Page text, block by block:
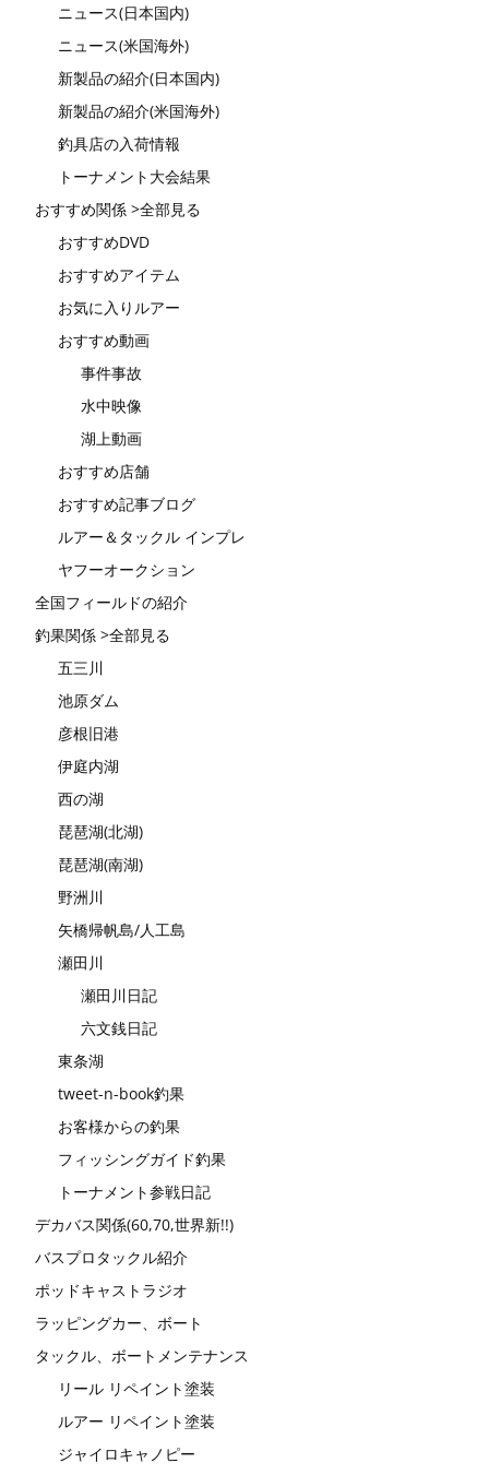
ニュース(日本国内)
ニュース(米国海外)
新製品の紹介(日本国内)
新製品の紹介(米国海外)
釣具店の入荷情報
トーナメント大会結果
おすすめ関係 >全部見る
おすすめDVD
おすすめアイテム
お気に入りルアー
おすすめ動画
事件事故
水中映像
湖上動画
おすすめ店舗
おすすめ記事ブログ
ルアー＆タックル インプレ
ヤフーオークション
全国フィールドの紹介
釣果関係 >全部見る
五三川
池原ダム
彦根旧港
伊庭内湖
西の湖
琵琶湖(北湖)
琵琶湖(南湖)
野洲川
矢橋帰帆島/人工島
瀬田川
瀬田川日記
六文銭日記
東条湖
tweet-n-book釣果
お客様からの釣果
フィッシングガイド釣果
トーナメント参戦日記
デカバス関係(60,70,世界新!!)
バスプロタックル紹介
ポッドキャストラジオ
ラッピングカー、ボート
タックル、ボートメンテナンス
リール リペイント塗装
ルアー リペイント塗装
ジャイロキャノピー